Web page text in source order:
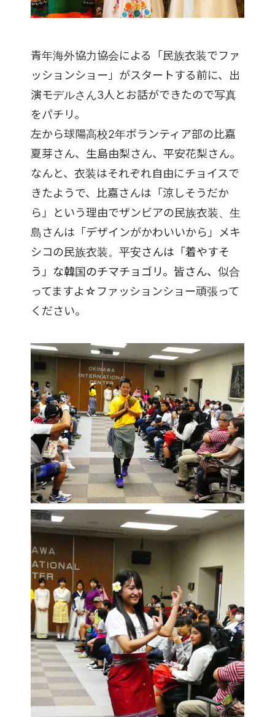
青年海外協力協会による「民族衣装でファ
ッションショー」がスタートする前に、出
演モデルさん3人とお話ができたので写真
をパチリ。
左から球陽高校2年ボランティア部の比嘉
夏芽さん、生島由梨さん、平安花梨さん。
なんと、衣装はそれぞれ自由にチョイスで
きたようで、比嘉さんは「涼しそうだか
ら」という理由でザンビアの民族衣装、生
島さんは「デザインがかわいいから」メキ
シコの民族衣装。 平安さんは「着やすそ
う」な韓国のチマチョゴリ。皆さん、 似合
ってますよ☆ファッションショー頑張って
ください。